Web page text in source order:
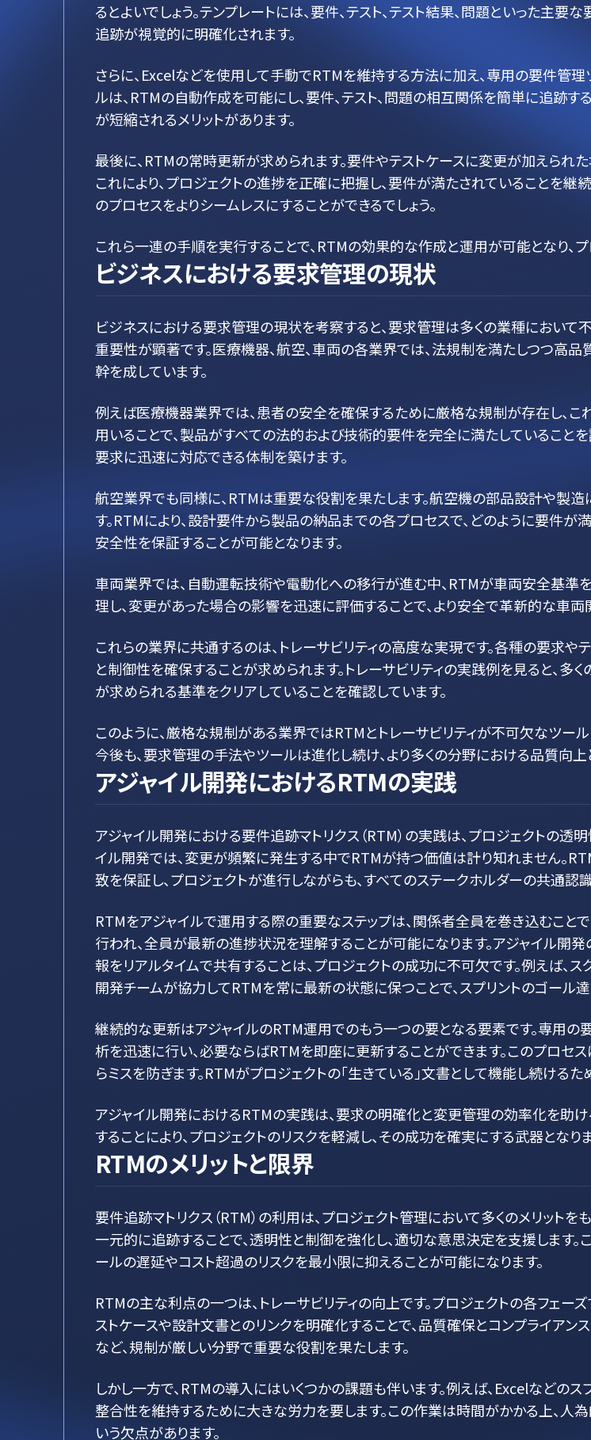
るとよいでしょう。テンプレートには、要件、テスト、テスト結果、問題といった主要
追跡が視覚的に明確化されます。
さらに、Excelなどを使用して手動でRTMを維持する方法に加え、専用の要件管
ルは、RTMの自動作成を可能にし、要件、テスト、問題の相互関係を簡単に追跡す
が短縮されるメリットがあります。
最後に、RTMの常時更新が求められます。要件やテストケースに変更が加えられ
これにより、プロジェクトの進捗を正確に把握し、要件が満たされていることを継
のプロセスをよりシームレスにすることができるでしょう。
これら一連の手順を実行することで、RTMの効果的な作成と運用が可能となり、
ビジネスにおける要求管理の現状
ビジネスにおける要求管理の現状を考察すると、要求管理は多くの業種において
重要性が顕著です。医療機器、航空、車両の各業界では、法規制を満たしつつ高
幹を成しています。
例えば医療機器業界では、患者の安全を確保するために厳格な規制が存在し、
用いることで、製品がすべての法的および技術的要件を完全に満たしていること
要求に迅速に対応できる体制を築けます。
航空業界でも同様に、RTMは重要な役割を果たします。航空機の部品設計や製
す。RTMにより、設計要件から製品の納品までの各プロセスで、どのように要件が
安全性を保証することが可能となります。
車両業界では、自動運転技術や電動化への移行が進む中、RTMが車両安全基準
理し、変更があった場合の影響を迅速に評価することで、より安全で革新的な車両
これらの業界に共通するのは、トレーサビリティの高度な実現です。各種の要求
と制御性を確保することが求められます。トレーサビリティの実践例を見ると、
が求められる基準をクリアしていることを確認しています。
このように、厳格な規制がある業界ではRTMとトレーサビリティが不可欠なツー
今後も、要求管理の手法やツールは進化し続け、より多くの分野における品質向上
アジャイル開発におけるRTMの実践
アジャイル開発における要件追跡マトリクス（RTM）の実践は、プロジェクトの
イル開発では、変更が頻繁に発生する中でRTMが持つ価値は計り知れません。
致を保証し、プロジェクトが進行しながらも、すべてのステークホルダーの共通認
RTMをアジャイルで運用する際の重要なステップは、関係者全員を巻き込むこと
行われ、全員が最新の進捗状況を理解することが可能になります。アジャイル開
報をリアルタイムで共有することは、プロジェクトの成功に不可欠です。例えば、
開発チームが協力してRTMを常に最新の状態に保つことで、スプリントのゴール達
継続的な更新はアジャイルのRTM運用でのもう一つの要となる要素です。専用
析を迅速に行い、必要ならばRTMを即座に更新することができます。このプロ
らミスを防ぎます。RTMがプロジェクトの「生きている」文書として機能し続ける
アジャイル開発におけるRTMの実践は、要求の明確化と変更管理の効率化を助け
することにより、プロジェクトのリスクを軽減し、その成功を確実にする武器となりま
RTMのメリットと限界
要件追跡マトリクス（RTM）の利用は、プロジェクト管理において多くのメリットを
一元的に追跡することで、透明性と制御を強化し、適切な意思決定を支援します。
ールの遅延やコスト超過のリスクを最小限に抑えることが可能になります。
RTMの主な利点の一つは、トレーサビリティの向上です。プロジェクトの各フェ
ストケースや設計文書とのリンクを明確化することで、品質確保とコンプライア
など、規制が厳しい分野で重要な役割を果たします。
しかし一方で、RTMの導入にはいくつかの課題も伴います。例えば、Excelなどの
整合性を維持するために大きな労力を要します。この作業は時間がかかる上、人
いう欠点があります。